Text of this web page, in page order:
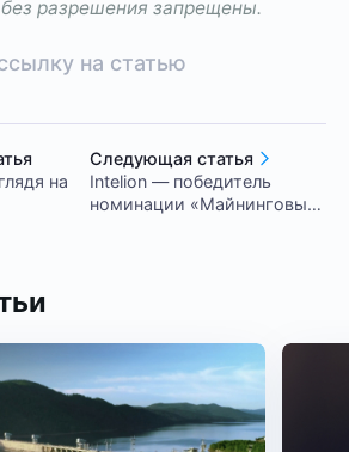
разрешения запрещены.
на статью
на
Следующая статья
Intelion — победитель
номинации «Майнинговый